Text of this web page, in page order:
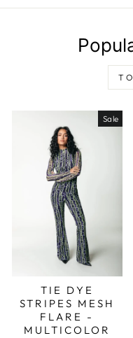
Sale
TIE DYE
STRIPES MESH
FLARE -
MULTICOLOR